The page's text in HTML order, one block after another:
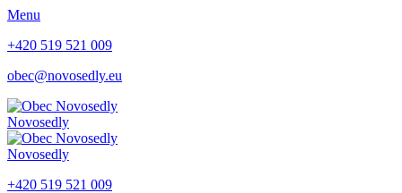
Menu
+420 519 521 009
obec@novosedly.eu
Novosedly
Novosedly
+420 519 521 009